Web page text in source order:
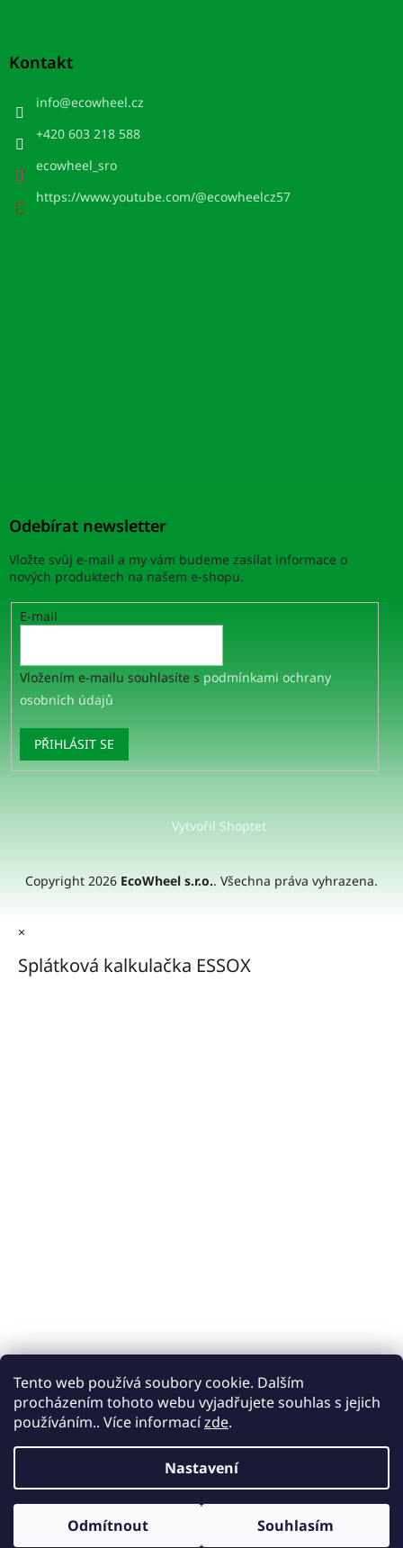
Tento web používá soubory cookie. Dalším
procházením tohoto webu vyjadřujete souhlas s jejich
používáním.. Více informacízde.
Nastavení
Odmítnout Souhlasím
Kontakt
info@ecowheel.cz
+420 603 218 588
ecowheel_sro
https://www.youtube.com/@ecowheelcz57
Odebírat newsletter
Vložte svůj e-mail a my vám budeme zasílat informace o
nových produktech na našem e-shopu.
E-mail
Vložením e-mailu souhlasíte s podmínkami ochrany
osobních údajů
PŘIHLÁSIT SE
Vytvořil Shoptet
Copyright 2026 EcoWheel s.r.o.. Všechna práva vyhrazena.
×
Splátková kalkulačka ESSOX